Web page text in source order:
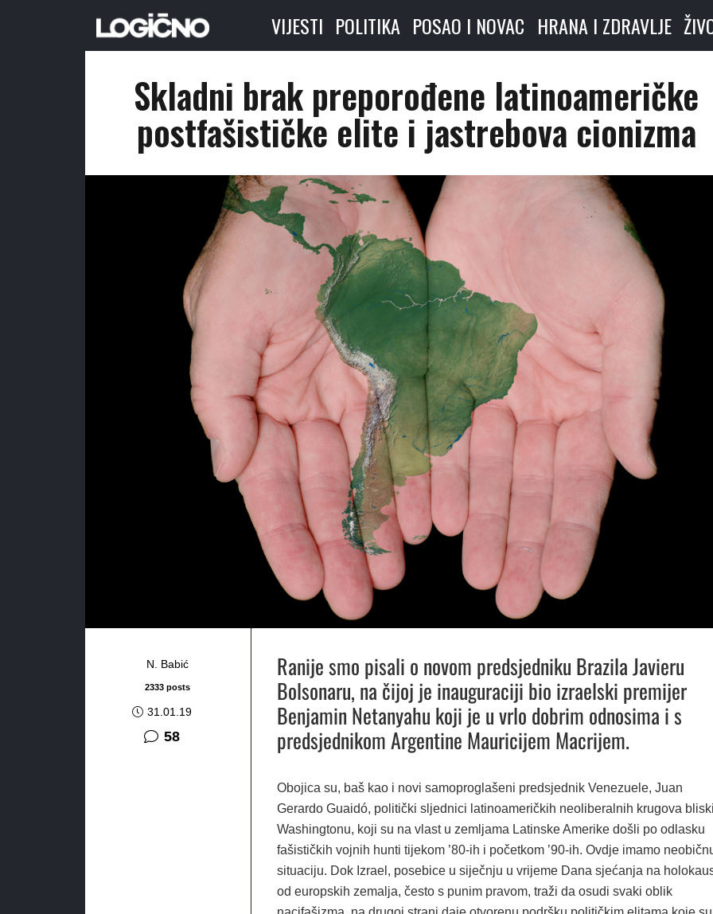
VIJESTI POLITIKA POSAO I NOVAC HRANA I ZDRAVLJE
Skladni brak preporođene latinoameričke
postfašističke elite i jastrebova cionizma
N. Babić
2333 posts
31.01.19
58komentara
Ranije smo pisali o novom predsjedniku Brazila Javieru
Bolsonaru, na čijoj je inauguraciji bio izraelski premijer
Benjamin Netanyahu koji je u vrlo dobrim odnosima i s
predsjednikom Argentine Mauricijem Macrijem.
Obojica su, baš kao i novi samoproglašeni predsjednik Venezuele, Juan
Gerardo Guaidó, politički sljednici latinoameričkih neoliberalnih krugova
Washingtonu, koji su na vlast u zemljama Latinske Amerike došli po odlasku
fašističkih vojnih hunti tijekom ’80-ih i početkom ’90-ih. Ovdje imamo
situaciju. Dok Izrael, posebice u siječnju u vrijeme Dana sjećanja na
od europskih zemalja, često s punim pravom, traži da osudi svaki oblik